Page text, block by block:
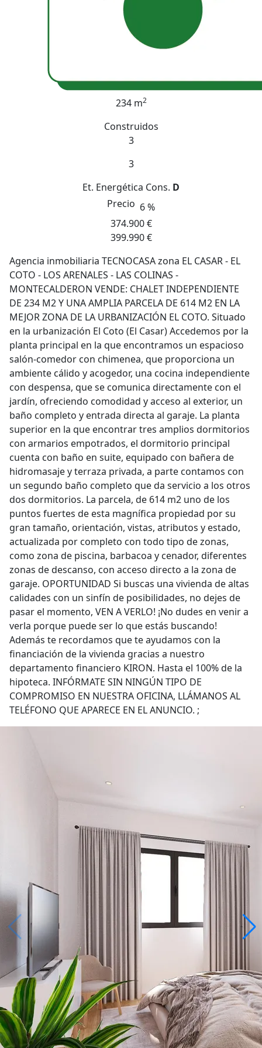
234 m2
Construidos
3
3
Et. Energética Cons. D
Precio 6 %
374.900 €
399.990 €
Agencia inmobiliaria TECNOCASA zona EL CASAR - EL
COTO - LOS ARENALES - LAS COLINAS -
MONTECALDERON VENDE: CHALET INDEPENDIENTE
DE 234 M2 Y UNA AMPLIA PARCELA DE 614 M2 EN LA
MEJOR ZONA DE LA URBANIZACIÓN EL COTO. Situado
en la urbanización El Coto (El Casar) Accedemos por la
planta principal en la que encontramos un espacioso
salón-comedor con chimenea, que proporciona un
ambiente cálido y acogedor, una cocina independiente
con despensa, que se comunica directamente con el
jardín, ofreciendo comodidad y acceso al exterior, un
baño completo y entrada directa al garaje. La planta
superior en la que encontrar tres amplios dormitorios
con armarios empotrados, el dormitorio principal
cuenta con baño en suite, equipado con bañera de
hidromasaje y terraza privada, a parte contamos con
un segundo baño completo que da servicio a los otros
dos dormitorios. La parcela, de 614 m2 uno de los
puntos fuertes de esta magnífica propiedad por su
gran tamaño, orientación, vistas, atributos y estado,
actualizada por completo con todo tipo de zonas,
como zona de piscina, barbacoa y cenador, diferentes
zonas de descanso, con acceso directo a la zona de
garaje. OPORTUNIDAD Si buscas una vivienda de altas
calidades con un sinfín de posibilidades, no dejes de
pasar el momento, VEN A VERLO! ¡No dudes en venir a
verla porque puede ser lo que estás buscando!
Además te recordamos que te ayudamos con la
financiación de la vivienda gracias a nuestro
departamento financiero KIRON. Hasta el 100% de la
hipoteca. INFÓRMATE SIN NINGÚN TIPO DE
COMPROMISO EN NUESTRA OFICINA, LLÁMANOS AL
TELÉFONO QUE APARECE EN EL ANUNCIO. ;